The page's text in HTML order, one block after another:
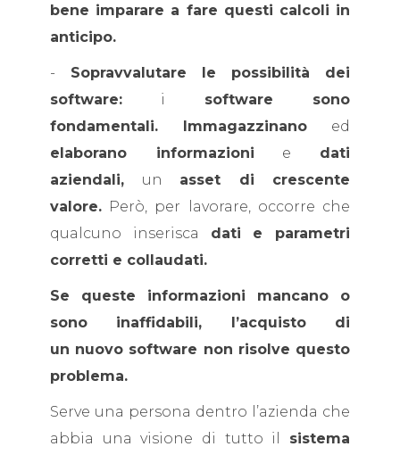
bene imparare a fare questi calcoli in
anticipo.
- Sopravvalutare le possibilità dei
software: i software sono
fondamentali.
Immagazzinanoed
elaborano informazioni e dati
aziendali, un asset di crescente
valore. Però, per lavorare, occorre che
qualcuno inserisca dati e parametri
corretti e collaudati.
Se queste informazioni mancano o
sono inaffidabili, l’acquisto di
un nuovo software non risolve questo
problema.
Serve una persona dentro l’azienda che
abbia una visione di tutto il sistema